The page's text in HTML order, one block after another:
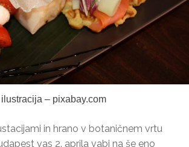
ilustracija – pixabay.com
in hrano v botaničnem vrtu
vas 2. aprila vabi na še eno